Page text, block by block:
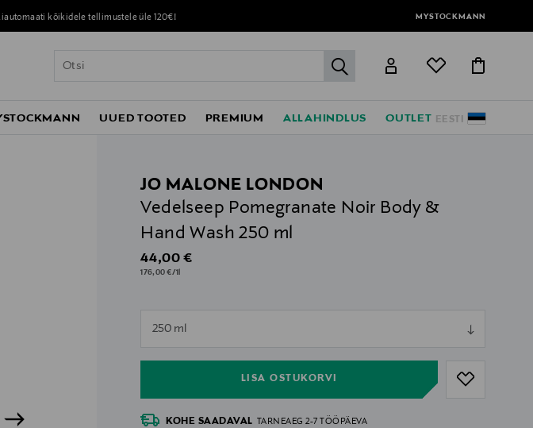
kõikidele tellimustele üle 120€! MYSTOCKMANN
label.header.go
EESTI
UUED TOOTED PREMIUM ALLAHINDLUS OUTLET
JO MALONE LONDON
Vedelseep Pomegranate Noir Body &
Hand Wash 250 ml
Original Price
44,00 €
176,00 €/1l
250 ml
LISA OSTUKORVI
null
KOHE SAADAVAL TARNEAEG 2-7 TÖÖPÄEVA